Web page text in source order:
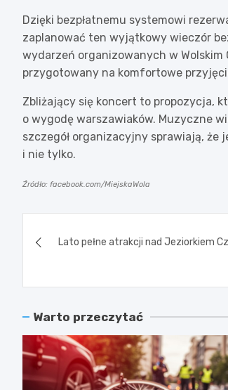
Dzięki bezpłatnemu systemowi
zaplanować ten wyjątkowy wieczór
wydarzeń organizowanych w
przygotowany na komfortowe
Zbliżający się koncert to propozycja,
o wygodę warszawiaków. Muzyczne
szczegół organizacyjny sprawiają,
i nie tylko.
Źródło: facebook.com/MiejskaWola
wpisuLato pełne atrakcji nad Jeziorkiem
Warto przeczytać